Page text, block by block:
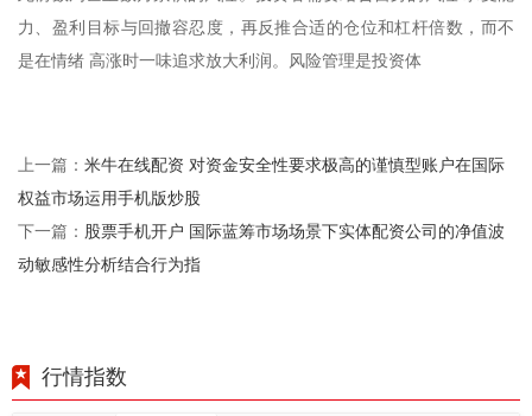
力、盈利目标与回撤容忍度，再反推合适的仓位和杠杆倍数，而不
是在情绪 高涨时一味追求放大利润。风险管理是投资体
上一篇： 米牛在线配资 对资金安全性要求极高的谨慎型账户在国际
权益市场运用手机版炒股
下一篇： 股票手机开户 国际蓝筹市场场景下实体配资公司的净值波
动敏感性分析结合行为指
行情指数